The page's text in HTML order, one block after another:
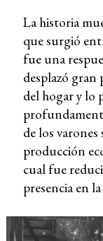
La historia
que surgió
fue una
desplazó
del hogar y lo
de los varones
producción
cual fue
presencia en